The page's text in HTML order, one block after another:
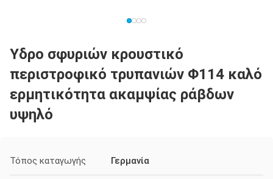
Υδρο σφυριών κρουστικό
περιστροφικό τρυπανιών Φ114 καλό
ερμητικότητα ακαμψίας ράβδων
υψηλό
Τόπος καταγωγής Γερμανία